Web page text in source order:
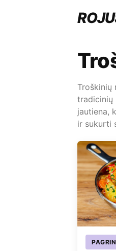
Troškinių
tradicinių
jautiena,
ir sukurti